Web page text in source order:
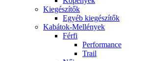
Kiegészítők
Egyéb kiegészítők
Kabátok-Mellények
Férfi
Performance
Trail